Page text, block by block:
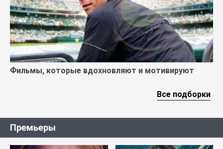
Фильмы, которые вдохновляют и мотивируют
Все подборки
Премьеры